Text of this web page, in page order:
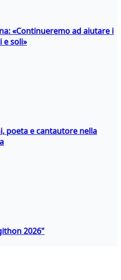
«Continueremo ad aiutare i
e soli»
poeta e cantautore nella
2026"